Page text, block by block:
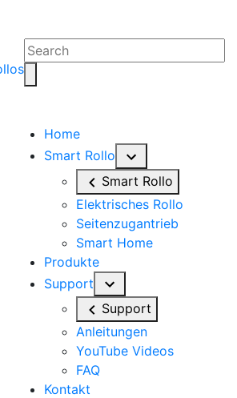
Home
Smart Rollo
Smart Rollo
Elektrisches Rollo
Seitenzugantrieb
Smart Home
Produkte
Support
Support
Anleitungen
YouTube Videos
FAQ
Kontakt